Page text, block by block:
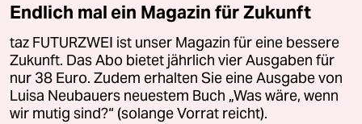
Endlich mal ein Magazin für Zukunft
taz FUTURZWEI ist unser Magazin für eine bessere
Zukunft. Das Abo bietet jährlich vier Ausgaben für
nur 38 Euro. Zudem erhalten Sie eine Ausgabe von
Luisa Neubauers neuestem Buch „Was wäre, wenn
wir mutig sind?“ (solange Vorrat reicht).